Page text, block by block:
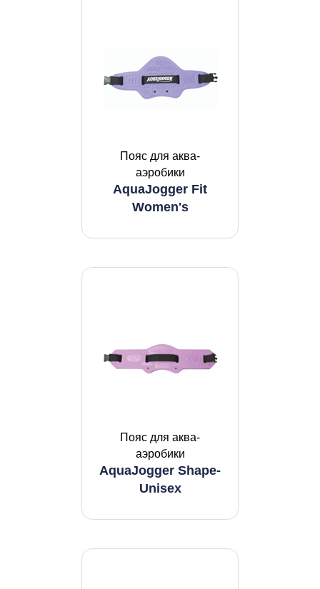
Пояс для аква-
аэробики
AquaJogger Fit
Women's
Пояс для аква-
аэробики
AquaJogger Shape-
Unisex